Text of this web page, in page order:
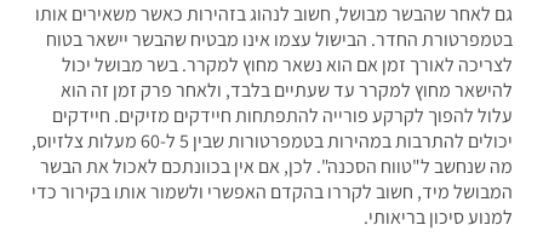
שהבשר מבושל,חשוב לנהוג בזהירות כאשר משאירים אותו
החדר.הבישול עצמו אינו מבטיח שהבשר יישאר בטוח
לאורך זמן אם הוא נשאר מחוץ למקרר .בשר מבושל יכול
מחוץ למקרר עד שעתיים בלבד,ולאחר פרק זמן זה הוא
להפוך לקרקע פורייה להתפתחות חיידקים מזיקים .חיידקים
להתרבות במהירות בטמפרטורות שבין5 ל-60 מעלות צלזיוס,
שנחשב ל"טווח הסכנה ".לכן,אם אין בכוונתכם לאכול את הבשר
מיד,חשוב לקררו בהקדם האפשרי ולשמור אותו בקירור כדי
סיכון בריאותי.